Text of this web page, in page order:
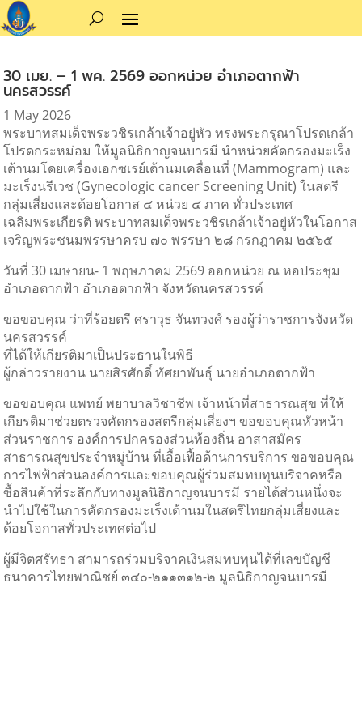
30 เมย. – 1 พค. 2569 ออกหน่วย อำเภอตากฟ้า
นครสวรรค์
1 May 2026
พระบาทสมเด็จพระวชิรเกล้าเจ้าอยู่หัว ทรงพระกรุณาโปรดเกล้า
โปรดกระหม่อม ให้มูลนิธิกาญจนบารมี นำหน่วยคัดกรองมะเร็ง
เต้านมโดยเครื่องเอกซเรย์เต้านมเคลื่อนที่ (Mammogram) และ
มะเร็งนรีเวช (Gynecologic cancer Screening Unit) ในสตรี
กลุ่มเสี่ยงและด้อยโอกาส ๔ หน่วย ๔ ภาค ทั่วประเทศ
เฉลิมพระเกียรติ พระบาทสมเด็จพระวชิรเกล้าเจ้าอยู่หัวในโอกาส
เจริญพระชนมพรรษาครบ ๗๐ พรรษา ๒๘ กรกฎาคม ๒๕๖๕
วันที่ 30 เมษายน- 1 พฤษภาคม 2569 ออกหน่วย ณ หอประชุม
อำเภอตากฟ้า อำเภอตากฟ้า จังหวัดนครสวรรค์
ขอขอบคุณ ว่าที่ร้อยตรี ศราวุธ จันทวงศ์ รองผู้ว่าราชการจังหวัด
นครสวรรค์
ที่ได้ให้เกียรติมาเป็นประธานในพิธี
ผู้กล่าวรายงาน นายสิรศักดิ์ ทัศยาพันธุ์ นายอำเภอตากฟ้า
ขอขอบคุณ แพทย์ พยาบาลวิชาชีพ เจ้าหน้าที่สาธารณสุข ที่ให้
เกียรติมาช่วยตรวจคัดกรองสตรีกลุ่มเสี่ยงฯ ขอขอบคุณหัวหน้า
ส่วนราชการ องค์การปกครองส่วนท้องถิ่น อาสาสมัคร
สาธารณสุขประจำหมู่บ้าน ที่เอื้อเฟื้อด้านการบริการ ขอขอบคุณ
การไฟฟ้าส่วนองค์การและขอบคุณผู้ร่วมสมทบทุนบริจาคหรือ
ซื้อสินค้าที่ระลึกกับทางมูลนิธิกาญจนบารมี รายได้ส่วนหนึ่งจะ
นำไปใช้ในการคัดกรองมะเร็งเต้านมในสตรีไทยกลุ่มเสี่ยงและ
ด้อยโอกาสทั่วประเทศต่อไป
ผู้มีจิตศรัทธา สามารถร่วมบริจาคเงินสมทบทุนได้ที่เลขบัญชี
ธนาคารไทยพาณิชย์ ๓๔๐-๒๑๑๓๑๒-๒ มูลนิธิกาญจนบารมี